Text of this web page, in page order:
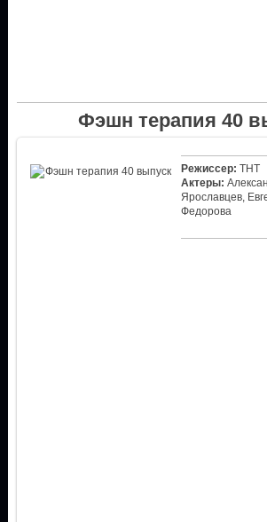
Фэшн терапия 40
Режиссер: ТНТ
Актеры:
Ярославцев,
Федорова